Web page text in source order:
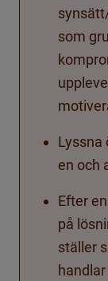
som
Lyssna
en och
Efter
på
ställer